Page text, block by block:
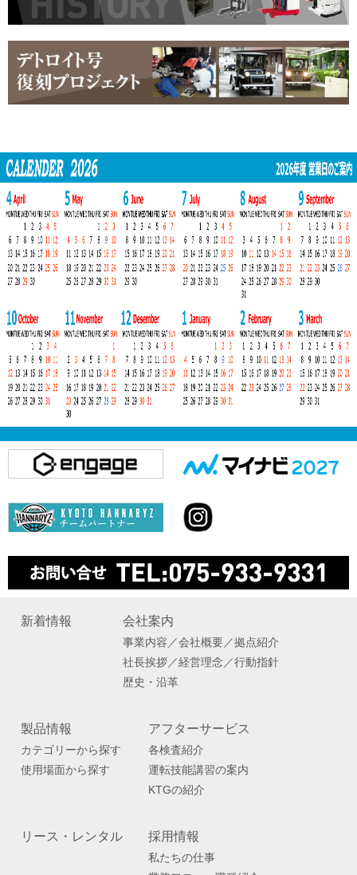
新着情報 会社案内
事業内容／会社概要／拠点紹介
社長挨拶／経営理念／行動指針
歴史・沿革
製品情報
カテゴリーから探す
使用場面から探す
アフターサービス
各検査紹介
運転技能講習の案内
KTGの紹介
リース・レンタル 採用情報
私たちの仕事